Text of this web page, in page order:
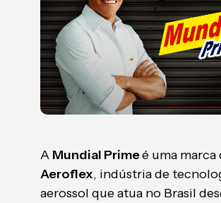
A Mundial Primeé uma marca
Aeroflex, indústria de
aerossol que atua no Brasil